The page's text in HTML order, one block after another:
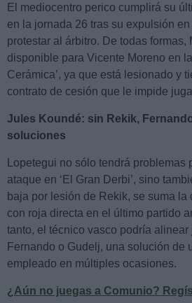
El mediocentro perico cumplirá su
en la jornada 26 tras su expulsión
protestar al árbitro. De todas formas,
disponible para Vicente Moreno en
Cerámica’, ya que está lesionado y
contrato de cesión que le impide
Jules Koundé: sin Rekik,
soluciones
Lopetegui no sólo tendrá problemas
ataque en ‘El Gran Derbi’, sino
baja por lesión de Rekik, se suma
con roja directa en el último partido
tanto, el técnico vasco podría
Fernando o Gudelj, una solución de
empleado en múltiples ocasiones.
¿Aún no juegas a Comunio?